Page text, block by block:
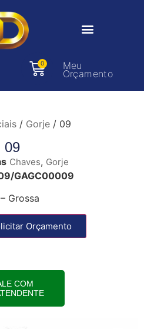
0 Meu
Orçamento
/ Gorje / 09
09
Chaves, Gorje
GAGC00009
Grossa
Orçamento
COM